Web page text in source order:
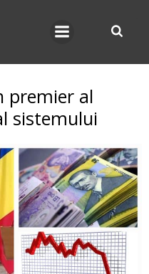
premier al
sistemului